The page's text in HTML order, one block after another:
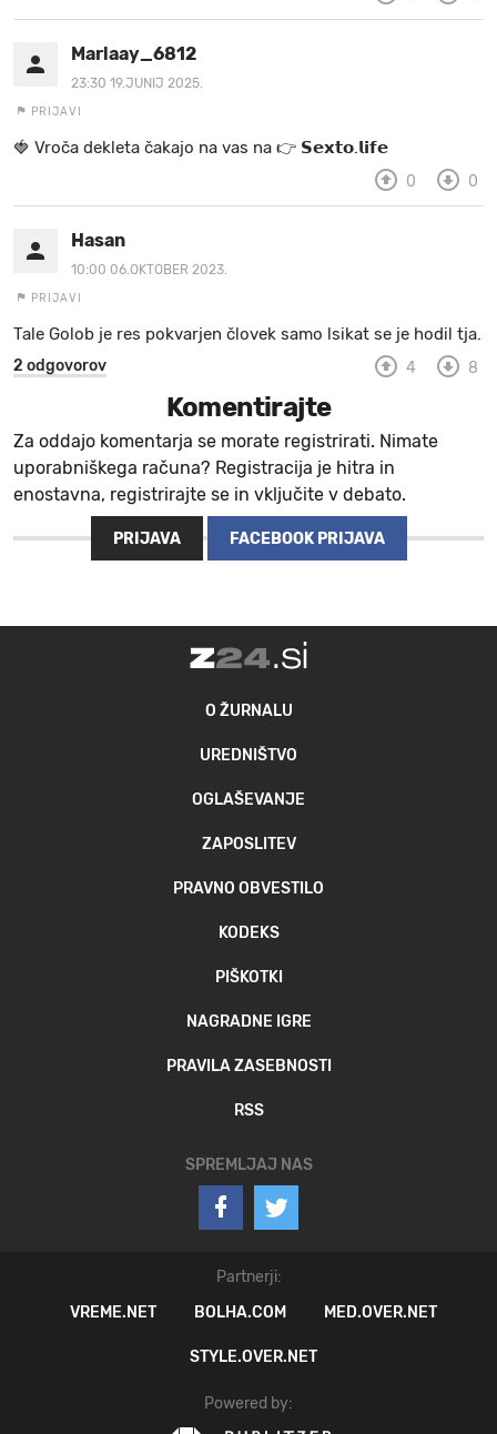
Marlaay_6812
23:30 19.JUNIJ 2025.
PRIJAVI
🍓 V r o č a d e k l e t a ča k a jo na va s n a 👉 𝗦𝗲𝘅𝘁𝗼.𝗹𝗶𝗳𝗲
0 0
Hasan
10:00 06.OKTOBER 2023.
PRIJAVI
Tale Golob je res pokvarjen človek samo lsikat se je hodil tja.
2 odgovorov 4 8
Komentirajte
Za oddajo komentarja se morate registrirati. Nimate
uporabniškega računa? Registracija je hitra in
enostavna, registrirajte se in vključite v debato.
PRIJAVA FACEBOOK PRIJAVA
O ŽURNALU
UREDNIŠTVO
OGLAŠEVANJE
ZAPOSLITEV
PRAVNO OBVESTILO
KODEKS
PIŠKOTKI
NAGRADNE IGRE
PRAVILA ZASEBNOSTI
RSS
SPREMLJAJ NAS
Partnerji:
VREME.NET
BOLHA.COM MED.OVER.NET
STYLE.OVER.NET
Powered by: